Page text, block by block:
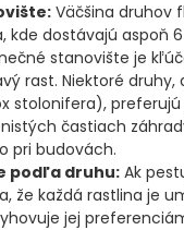
Väčšina druhov
kde dostávajú aspoň
stanovište je
rast. Niektoré druhy,
stolonifera),
častiach
pri budovách.
podľa druhu: Ak
že každá rastlina je
jej